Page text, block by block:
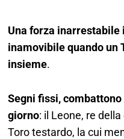
Una forza inarrestabile
inamovibile quando un
insieme.
Segni fissi,
giorno: il Leone, re
Toro testardo, la cui